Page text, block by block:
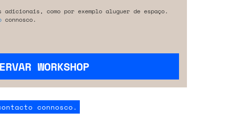
como por exemplo aluguer de espaço.
connosco.
WORKSHOP
connosco.